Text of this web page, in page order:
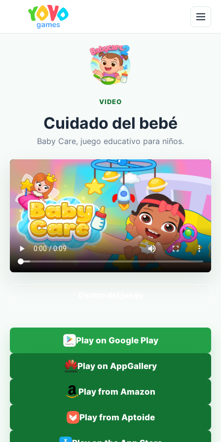
VIDEO
Cuidado del bebé
Baby Care, juego educativo para niños.
Play on Google Play
Play on AppGallery
Play from Amazon
Play from Aptoide